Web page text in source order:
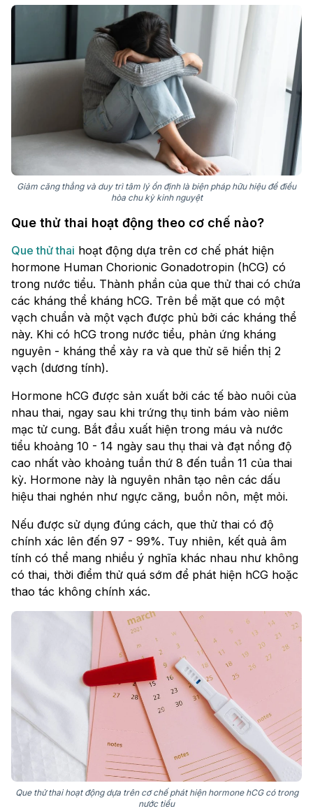
Giảm căng thẳng và duy trì tâm lý ổn định là biện pháp hữu hiệu để điều
hòa chu kỳ kinh nguyệt
Que thử thai hoạt động theo cơ chế nào?
Que thử thai hoạt động dựa trên cơ chế phát hiện
hormone Human Chorionic Gonadotropin (hCG) có
trong nước tiểu. Thành phần của que thử thai có chứa
các kháng thể kháng hCG. Trên bề mặt que có một
vạch chuẩn và một vạch được phủ bởi các kháng thể
này. Khi có hCG trong nước tiểu, phản ứng kháng
nguyên - kháng thể xảy ra và que thử sẽ hiển thị 2
vạch (dương tính).
Hormone hCG được sản xuất bởi các tế bào nuôi của
nhau thai, ngay sau khi trứng thụ tinh bám vào niêm
mạc tử cung. Bắt đầu xuất hiện trong máu và nước
tiểu khoảng 10 - 14 ngày sau thụ thai và đạt nồng độ
cao nhất vào khoảng tuần thứ 8 đến tuần 11 của thai
kỳ. Hormone này là nguyên nhân tạo nên các dấu
hiệu thai nghén như ngực căng, buồn nôn, mệt mỏi.
Nếu được sử dụng đúng cách, que thử thai có độ
chính xác lên đến 97 - 99%. Tuy nhiên, kết quả âm
tính có thể mang nhiều ý nghĩa khác nhau như không
có thai, thời điểm thử quá sớm để phát hiện hCG hoặc
thao tác không chính xác.
Que thử thai hoạt động dựa trên cơ chế phát hiện hormone hCG có trong
nước tiểu